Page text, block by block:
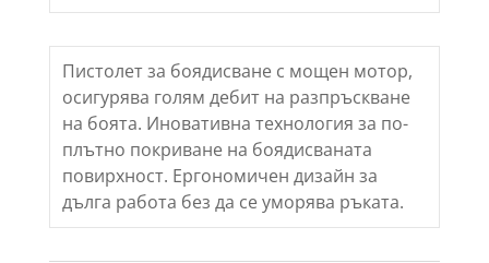
Пистолет за боядисване с мощен мотор,
осигурява голям дебит на разпръскване
на боята. Иновативна технология за по-
плътно покриване на боядисваната
повирхност. Ергономичен дизайн за
дълга работа без да се уморява ръката.